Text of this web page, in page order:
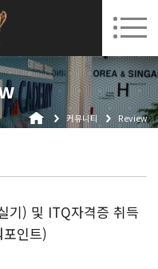
08. 24.(월)
가입 고객센터
커뮤니티 Review
기) 및 ITQ자격증 취득
인트)